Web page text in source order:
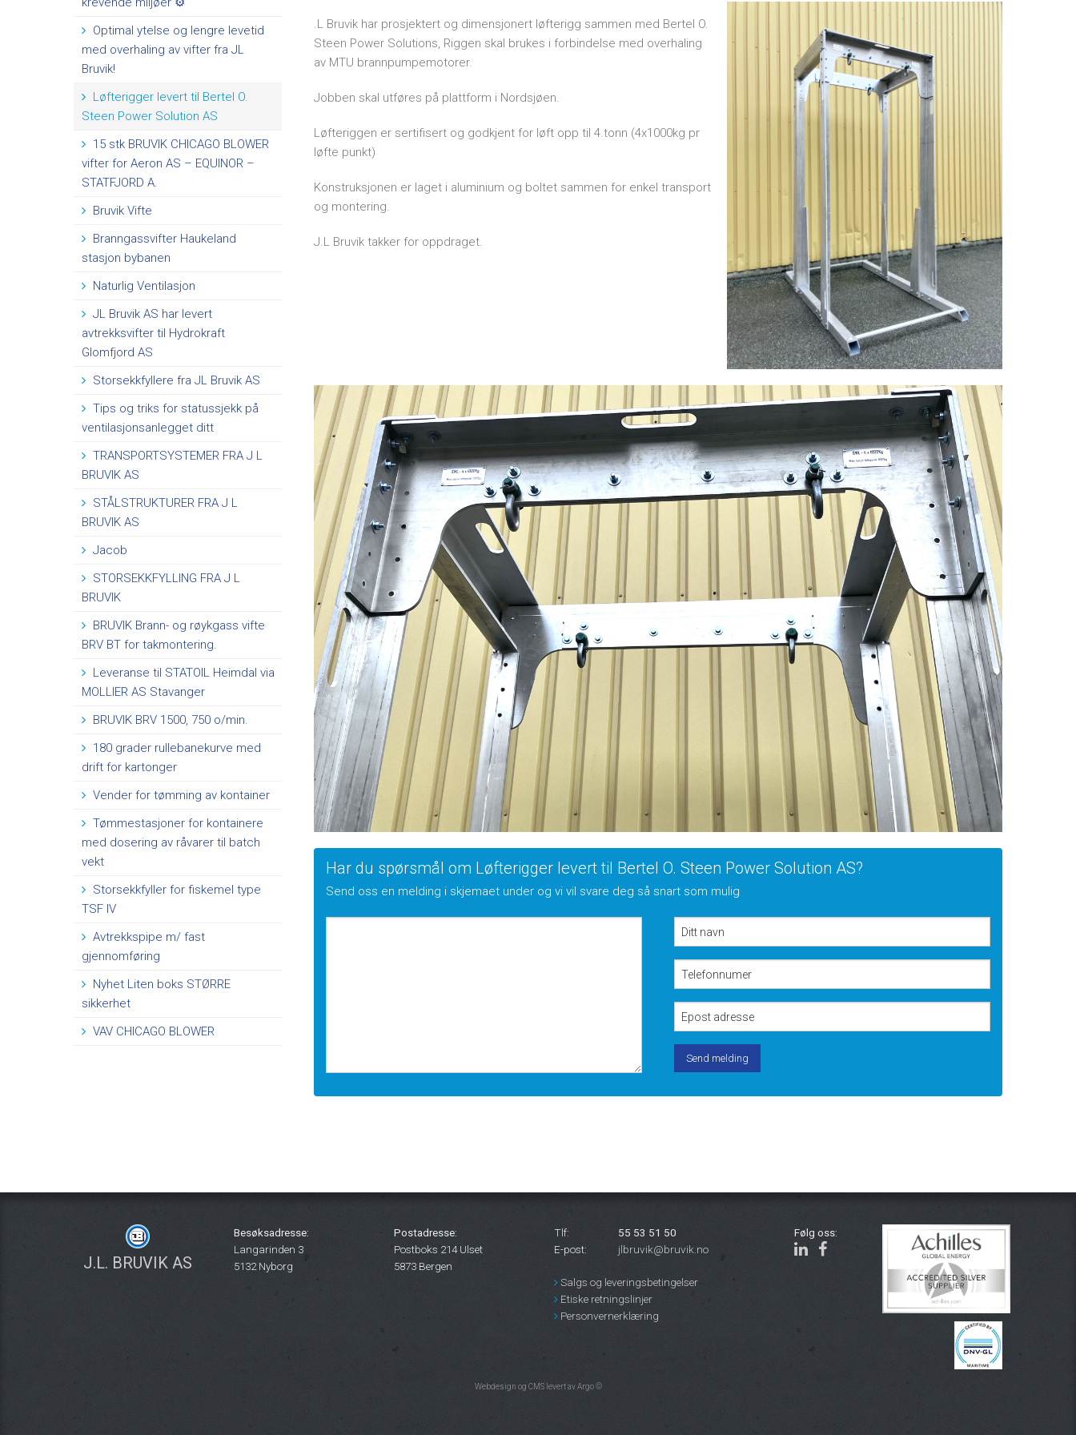
Personvernerklæring
Optimal ytelse og lengre levetid
med overhaling av vifter fra JL
Bruvik!
Løfterigger levert til Bertel O.
Steen Power Solution AS
15 stk BRUVIK CHICAGO BLOWER
vifter for Aeron AS – EQUINOR –
STATFJORD A.
Bruvik Vifte
Branngassvifter Haukeland
stasjon bybanen
Naturlig Ventilasjon
JL Bruvik AS har levert
avtrekksvifter til Hydrokraft
Glomfjord AS
Storsekkfyllere fra JL Bruvik AS
Tips og triks for statussjekk på
ventilasjonsanlegget ditt
TRANSPORTSYSTEMER FRA J L
BRUVIK AS
STÅLSTRUKTURER FRA J L
BRUVIK AS
Jacob
STORSEKKFYLLING FRA J L
BRUVIK
BRUVIK Brann- og røykgass vifte
BRV BT for takmontering.
Leveranse til STATOIL Heimdal via
MOLLIER AS Stavanger
BRUVIK BRV 1500, 750 o/min.
180 grader rullebanekurve med
drift for kartonger
Vender for tømming av kontainer
Tømmestasjoner for kontainere
med dosering av råvarer til batch
vekt
Storsekkfyller for fiskemel type
TSF IV
Avtrekkspipe m/ fast
gjennomføring
Nyhet Liten boks STØRRE
sikkerhet
VAV CHICAGO BLOWER
.L Bruvik har prosjektert og dimensjonert løfterigg sammen med Bertel O.
Steen Power Solutions, Riggen skal brukes i forbindelse med overhaling
av MTU brannpumpemotorer.
Jobben skal utføres på plattform i Nordsjøen.
Løfteriggen er sertifisert og godkjent for løft opp til 4.tonn (4x1000kg pr
løfte punkt)
Konstruksjonen er laget i aluminium og boltet sammen for enkel transport
og montering.
J.L Bruvik takker for oppdraget.
Har du spørsmål om Løfterigger levert til Bertel O. Steen Power Solution AS?
Send oss en melding i skjemaet under og vi vil svare deg så snart som mulig
J.L. BRUVIK AS
Besøksadresse:
Langarinden 3
5132 Nyborg
Postadresse:
Postboks 214 Ulset
5873 Bergen
Tlf:
55 53 51 50
E-post:
jlbruvik@bruvik.no
Salgs og leveringsbetingelser
Etiske retningslinjer
Personvernerklæring
Følg oss:
Webdesign og CMS levert av Argo ©